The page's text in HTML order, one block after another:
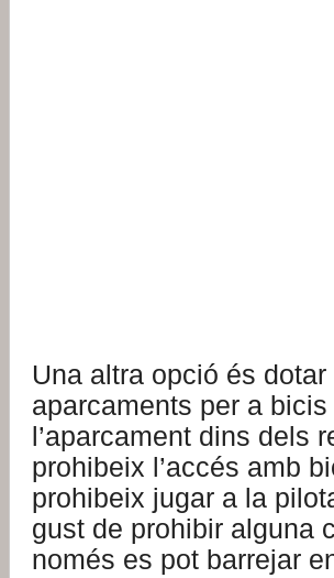
Una altra opció és
aparcaments per a
l’aparcament dins dels
prohibeix l’accés amb
prohibeix jugar a la
gust de prohibir alguna
només es pot barrejar